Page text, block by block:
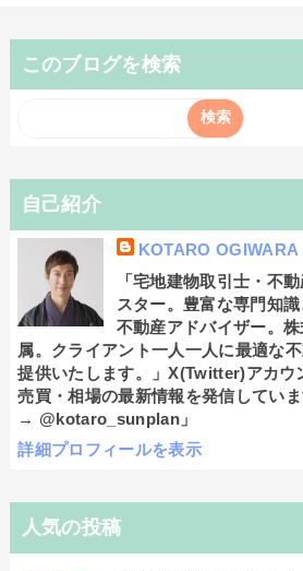
このブログを検索
自己紹介
KOTARO OGIWARA
「宅地建物取引士・不
スター。豊富な専門知
不動産アドバイザー。
属。クライアント一人一人に最適な
提供いたします。」X(Twitter)アカウ
売買・相場の最新情報を発信してい
→ @kotaro_sunplan」
詳細プロフィールを表示
人気の投稿